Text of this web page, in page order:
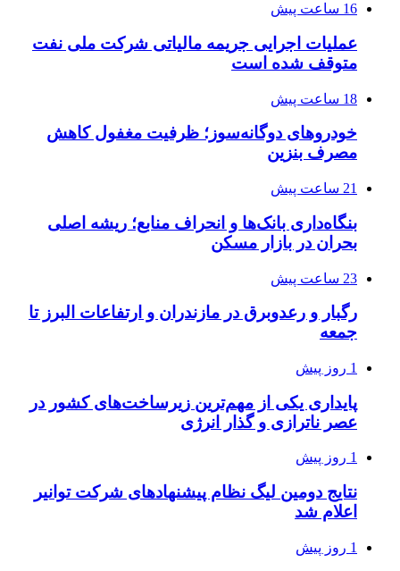
16 ساعت پیش
عملیات اجرایی جریمه مالیاتی شرکت ملی نفت
متوقف شده است
18 ساعت پیش
خودروهای دوگانه‌سوز؛ ظرفیت مغفول کاهش
مصرف بنزین
21 ساعت پیش
بنگاه‌داری بانک‌ها و انحراف منابع؛ ریشه اصلی
بحران در بازار مسکن
23 ساعت پیش
رگبار و رعدوبرق در مازندران و ارتفاعات البرز تا
جمعه
1 روز پیش
پایداری یکی از مهم‌ترین زیرساخت‌های کشور در
عصر ناترازی و گذار انرژی
1 روز پیش
نتایج دومین لیگ نظام پیشنهادهای شرکت توانیر
اعلام شد
1 روز پیش